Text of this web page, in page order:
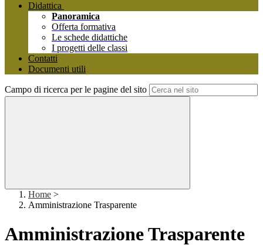
Didattica
Panoramica
Offerta formativa
Le schede didattiche
I progetti delle classi
Contatti
Documenti utili
Campo di ricerca per le pagine del sito
Home >
Amministrazione Trasparente
Amministrazione Trasparente